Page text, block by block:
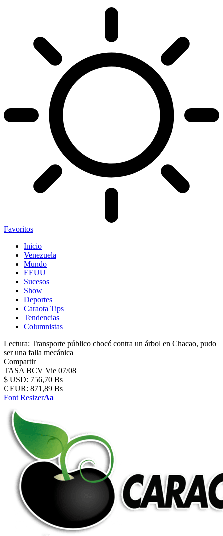
Favoritos
Inicio
Venezuela
Mundo
EEUU
Sucesos
Show
Deportes
Caraota Tips
Tendencias
Columnistas
Lectura: Transporte público chocó contra un árbol en Chacao, pudo
ser una falla mecánica
Compartir
TASA BCV Vie 07/08
$ USD: 756,70 Bs
€ EUR: 871,89 Bs
Font ResizerAa